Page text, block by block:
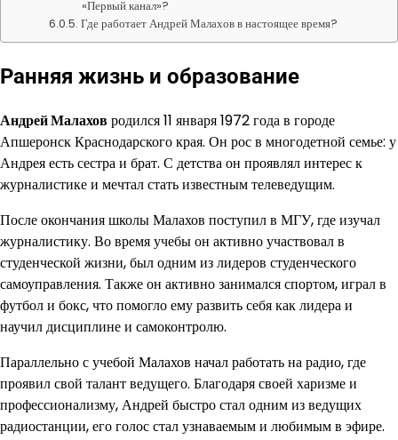
«Первый канал»?
Где работает Андрей Малахов в настоящее время?
Ранняя жизнь и образование
Андрей Малаховродился 11 января 1972 года в городе
Апшеронск Краснодарского края. Он рос в многодетной семье: у
Андрея есть сестра и брат. С детства он проявлял интерес к
журналистике и мечтал стать известным телеведущим.
После окончания школы Малахов поступил в МГУ, где изучал
журналистику. Во время учебы он активно участвовал в
студенческой жизни, был одним из лидеров студенческого
самоуправления. Также он активно занимался спортом, играл в
футбол и бокс, что помогло ему развить себя как лидера и
научил дисциплине и самоконтролю.
Параллельно с учебой Малахов начал работать на радио, где
проявил свой талант ведущего. Благодаря своей харизме и
профессионализму, Андрей быстро стал одним из ведущих
радиостанции, его голос стал узнаваемым и любимым в эфире.